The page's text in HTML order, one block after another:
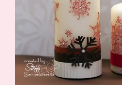
Angebote
Demonstrator werden
Gutscheine
Produkte erklärt
Über mich
Über Stampin’ Up!